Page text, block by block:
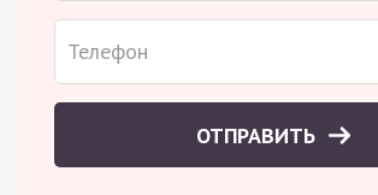
ОТПРАВИТЬ